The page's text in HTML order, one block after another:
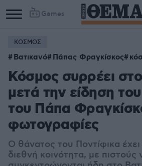
Games
ΚΟΣΜΟΣ
Βατικανό Πάπας Φραγκίσκος
Κόσμος συρρέει
μετά την είδηση
του Πάπα
φωτογραφίες
Ο θάνατος του Ποντίφικα έχει
διεθνή κοινότητα, με πιστούς